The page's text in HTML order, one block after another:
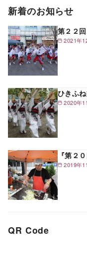
新着のお知らせ
2021年
第２２
2020年
ひきふ
2019年
『第２
QR Code